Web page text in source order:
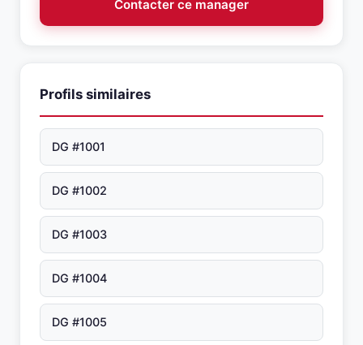
Contacter ce manager
Profils similaires
DG #1001
DG #1002
DG #1003
DG #1004
DG #1005